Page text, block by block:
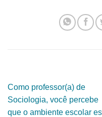
Como professor(a) de
Sociologia, você percebe
que o ambiente escolar